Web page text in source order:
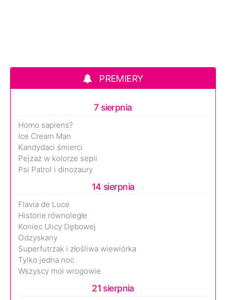
PREMIERY
7 sierpnia
Homo sapiens?
Ice Cream Man
Kandydaci śmierci
Pejzaż w kolorze sepii
Psi Patrol i dinozaury
14 sierpnia
Flavia de Luce
Historie równoległe
Koniec Ulicy Dębowej
Odzyskany
Superfutrzak i złośliwa wiewiórka
Tylko jedna noc
Wszyscy moi wrogowie
21 sierpnia